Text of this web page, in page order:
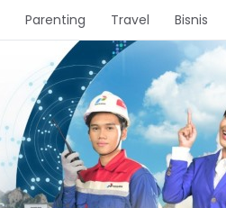
Parenting Travel Bisnis